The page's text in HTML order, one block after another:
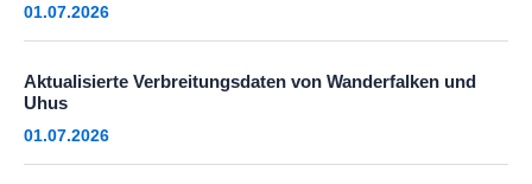
01.07.2026
Aktualisierte Verbreitungsdaten von Wanderfalken und
Uhus
01.07.2026